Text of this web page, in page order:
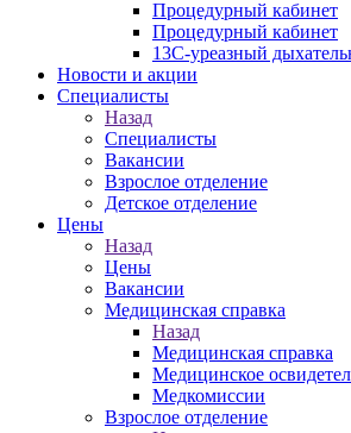
Процедурный кабинет
Процедурный кабинет
13С-уреазный
Новости и акции
Специалисты
Назад
Специалисты
Вакансии
Взрослое отделение
Детское отделение
Цены
Назад
Цены
Вакансии
Медицинская справка
Назад
Медицинская справка
Ме­дицин­ское
Медкомиссии
Взрослое отделение